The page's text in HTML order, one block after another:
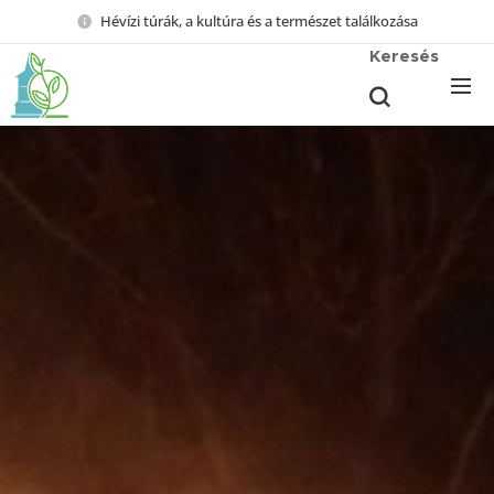
Hévízi túrák, a kultúra és a természet találkozása
Keresés